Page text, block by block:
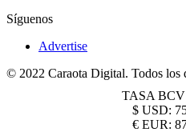
Síguenos
Advertise
© 2022 Caraota Digital. Todos los
TASA BCV
$ USD:
€ EUR: